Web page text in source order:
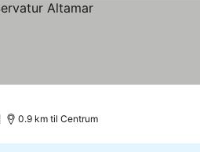
0.9 km til Centrum